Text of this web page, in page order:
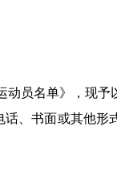
员名单》，现予
、书面或其他形